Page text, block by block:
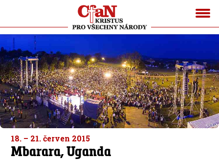
18. – 21. červen 2015
Mbarara, Uganda